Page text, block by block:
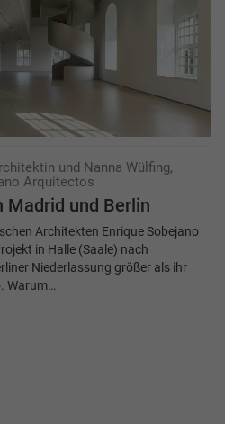
und Nanna Wülfing,
Arquitectos
Madrid und ­Berlin
Architekten Enrique Sobejano
in Halle (Saale) nach
Niederlassung größer als ihr
Warum…